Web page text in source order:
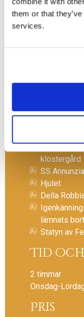
them or that
services.
Freskerna
klostergård
SS
Hjulet
Della
lämnats bort
Statyn av
Tid
2 timmar
Onsdag-
Pris